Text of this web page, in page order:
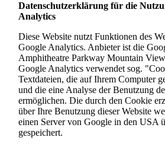
Datenschutzerklärung für die
Analytics
Diese Website nutzt Funktionen des
Google Analytics. Anbieter ist die
Amphitheatre Parkway Mountain
Google Analytics verwendet sog.
Textdateien, die auf Ihrem Computer
und die eine Analyse der Benutzung
ermöglichen. Die durch den Cookie
über Ihre Benutzung dieser Website
einen Server von Google in den USA
gespeichert.